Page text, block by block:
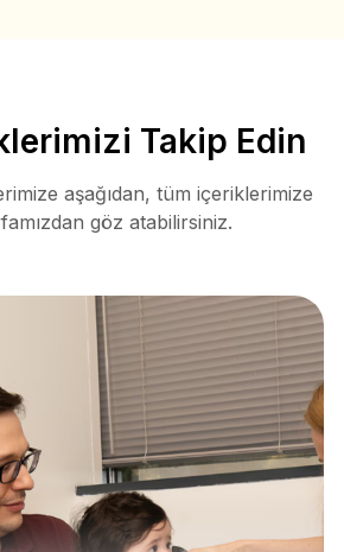
Takip Edin
aşağıdan, tüm içeriklerimize
göz atabilirsiniz.